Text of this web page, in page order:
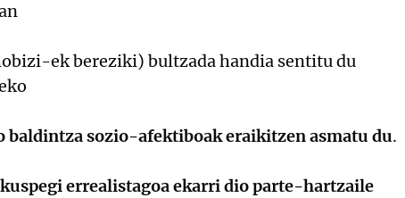
ek bereziki) bultzada handia sentitu du
baldintza sozio-afektiboak eraikitzen asmatu du.
errealistagoa ekarri dio parte-hartzaile